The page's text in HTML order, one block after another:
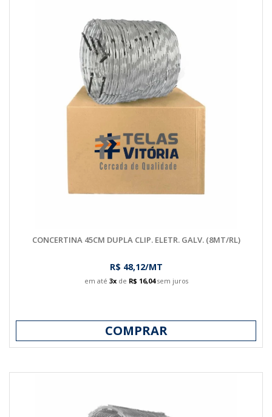
CONCERTINA 45CM DUPLA CLIP. ELETR. GALV. (8MT/RL)
R$ 48,12/MT
em até 3xde R$ 16,04sem juros
COMPRAR